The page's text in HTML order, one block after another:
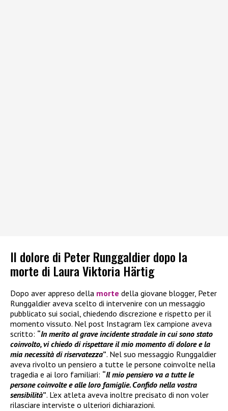
Il dolore di Peter Runggaldier dopo la
morte di Laura Viktoria Härtig
Dopo aver appreso della morte della giovane blogger, Peter
Runggaldier aveva scelto di intervenire con un messaggio
pubblicato sui social, chiedendo discrezione e rispetto per il
momento vissuto. Nel post Instagram l’ex campione aveva
scritto: “In merito al grave incidente stradale in cui sono stato
coinvolto, vi chiedo di rispettare il mio momento di dolore e la
mia necessità di riservatezza”. Nel suo messaggio Runggaldier
aveva rivolto un pensiero a tutte le persone coinvolte nella
tragedia e ai loro familiari: “Il mio pensiero va a tutte le
persone coinvolte e alle loro famiglie. Confido nella vostra
sensibilità”. L’ex atleta aveva inoltre precisato di non voler
rilasciare interviste o ulteriori dichiarazioni.